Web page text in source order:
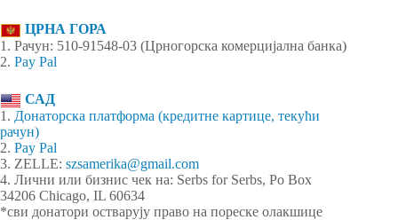
ЦРНА ГОРА
1. Рачун: 510-91548-03 (Црногорска комерцијална банка)
2. Pay Pal
САД
1. Донаторска платформа (кредитне картице, текући
рачун)
2. Pay Pal
3. ZELLE: szsamerika@gmail.com
4. Лични или бизнис чек на: Serbs for Serbs, Po Box
34206 Chicago, IL 60634
*сви донатори остварују право на пореске олакшице